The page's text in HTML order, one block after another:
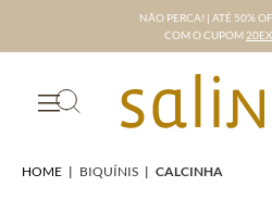
NÃO PERCA! | ATÉ 50%
COM O CUPOM
HOME | BIQUÍNIS | CALCINHA